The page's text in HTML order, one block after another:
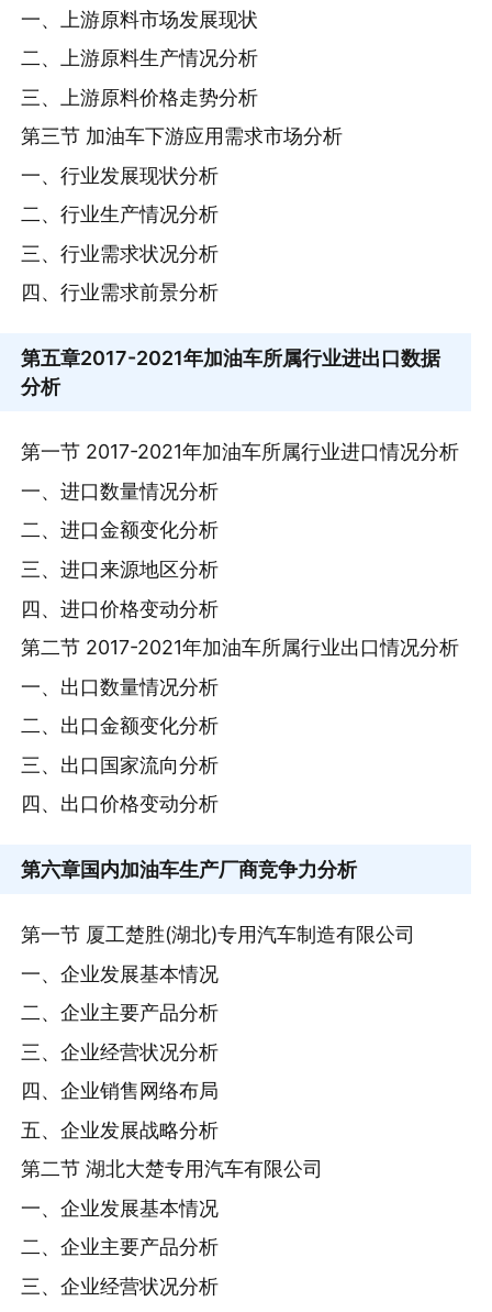
一、上游原料市场发展现状
二、上游原料生产情况分析
三、上游原料价格走势分析
第三节 加油车下游应用需求市场分析
一、行业发展现状分析
二、行业生产情况分析
三、行业需求状况分析
四、行业需求前景分析
第五章2017-2021年加油车所属行业进出口数据
分析
第一节 2017-2021年加油车所属行业进口情况分析
一、进口数量情况分析
二、进口金额变化分析
三、进口来源地区分析
四、进口价格变动分析
第二节 2017-2021年加油车所属行业出口情况分析
一、出口数量情况分析
二、出口金额变化分析
三、出口国家流向分析
四、出口价格变动分析
第六章国内加油车生产厂商竞争力分析
第一节 厦工楚胜(湖北)专用汽车制造有限公司
一、企业发展基本情况
二、企业主要产品分析
三、企业经营状况分析
四、企业销售网络布局
五、企业发展战略分析
第二节 湖北大楚专用汽车有限公司
一、企业发展基本情况
二、企业主要产品分析
三、企业经营状况分析